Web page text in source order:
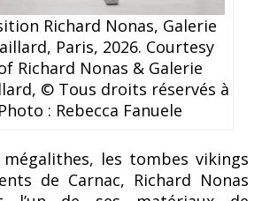
Richard Nonas, Galerie
Paris, 2026. Courtesy
Richard Nonas & Galerie
© Tous droits réservés à
: Rebecca Fanuele
les tombes vikings
de Carnac, Richard Nonas